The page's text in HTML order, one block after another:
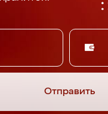
Отправить